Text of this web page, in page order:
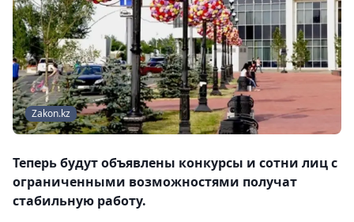
Zakon.kz
Теперь будут объявлены конкурсы и сотни лиц с
ограниченными возможностями получат
стабильную работу.